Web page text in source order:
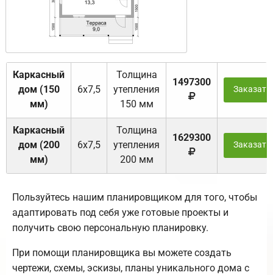
Каркасный
дом (150
мм)
6х7,5
Толщина
утепления
150 мм
1497300
Заказать
Каркасный
дом (200
мм)
6х7,5
Толщина
утепления
200 мм
1629300
Заказать
Пользуйтесь нашим планировщиком для того, чтобы
адаптировать под себя уже готовые проекты и
получить свою персональную планировку.
При помощи планировщика вы можете создать
чертежи, схемы, эскизы, планы уникального дома с